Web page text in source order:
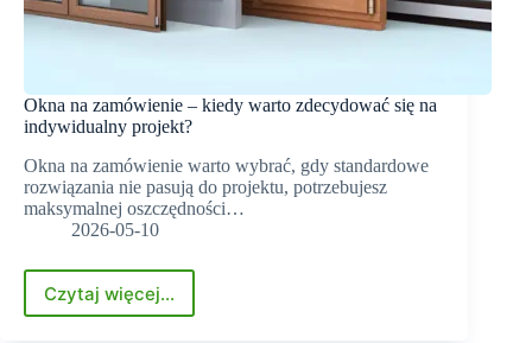
Okna na zamówienie – kiedy warto zdecydować się na
indywidualny projekt?
Okna na zamówienie warto wybrać, gdy standardowe
rozwiązania nie pasują do projektu, potrzebujesz
maksymalnej oszczędności…
2026-05-10
Czytaj więcej...
Okna